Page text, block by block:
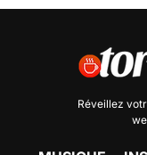
Réveillez